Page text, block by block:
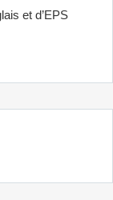
et d’EPS